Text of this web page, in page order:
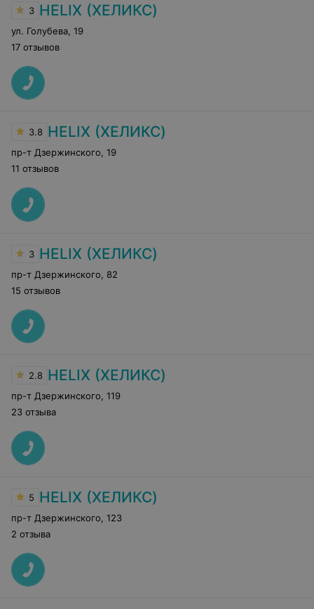
3 HELIX (ХЕЛИКС)
ул. Голубева 19
17 отзывов
3.8 HELIX (ХЕЛИКС)
пр-т Дзержинского, 19
11 отзывов
3 HELIX (ХЕЛИКС)
пр-т Дзержинского
82
15 отзывов
2.8 HELIX (ХЕЛИКС)
пр-т Дзержинского 119
23 отзыва
5 HELIX (ХЕЛИКС)
пр-т Дзержинского 123
2 отзыва